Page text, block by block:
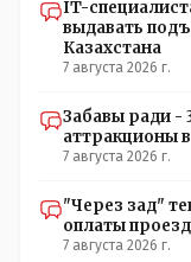
противоречие. Вы
IT-
выдавать
Казахстана
7 августа 2026 г.
Забавы ради -
аттракционы
7 августа 2026 г.
"Через зад"
оплаты
7 августа 2026 г.